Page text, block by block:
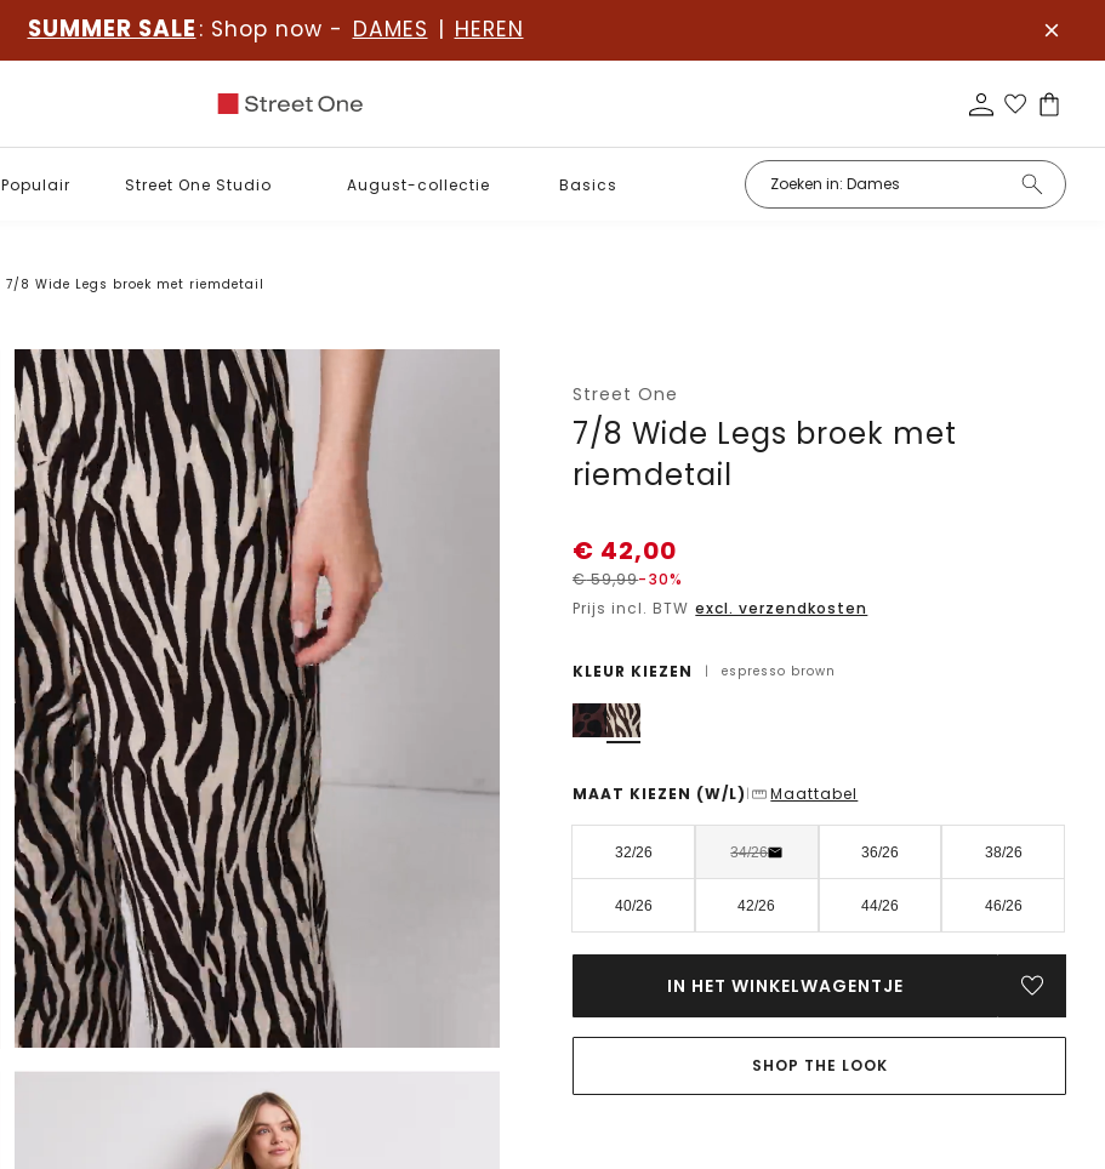
SUMMER SALE : Shop now - DAMES | HEREN
Populair Street One Studio August-collectie Basics
7/8 Wide Legs broek met riemdetail
Street One
7/8 Wide Legs broek met
riemdetail
€ 42,00
€59,99-30%
Prijs incl. BTW excl. verzendkosten
KLEUR KIEZEN | espresso brown
MAAT KIEZEN (W/L) | Maattabel
32/26 34/26 36/26 38/26
40/26 42/26 44/26 46/26
IN HET WINKELWAGENTJE
SHOP THE LOOK